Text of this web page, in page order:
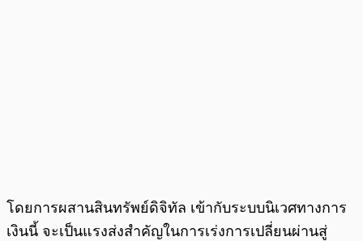
โดยการผสานสินทรัพย์ดิจิทัล เข้ากับระบบนิเวศทางการ
เงินนี้ จะเป็นแรงส่งสำคัญในการเร่งการเปลี่ยนผ่านสู่